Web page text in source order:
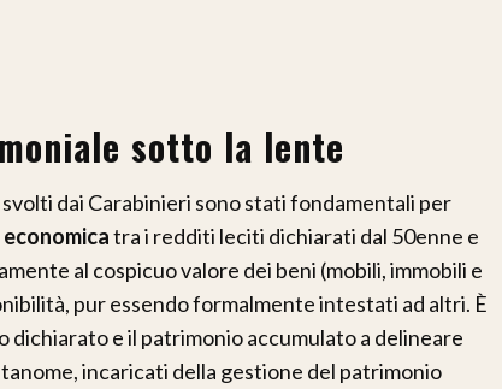
sotto la lente
dai Carabinieri sono stati fondamentali per
tra i redditi leciti dichiarati dal 50enne e
al cospicuo valore dei beni (mobili, immobili e
pur essendo formalmente intestati ad altri. È
e il patrimonio accumulato a delineare
incaricati della gestione del patrimonio